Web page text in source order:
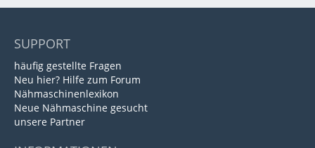
SUPPORT
häufig gestellte Fragen
Neu hier? Hilfe zum Forum
Nähmaschinenlexikon
Neue Nähmaschine gesucht
unsere Partner